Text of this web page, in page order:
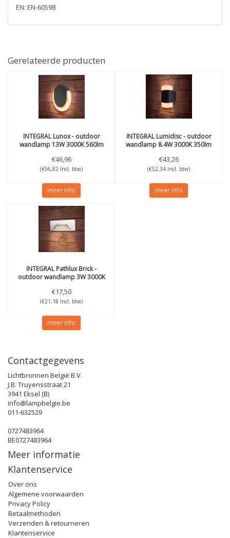
EN: EN-60598
Gerelateerde producten
INTEGRALLunox - outdoor
wandlamp 13W 3000K 560lm
€46,96
(€56,82 Incl. btw)
meer info
INTEGRALLumidisc - outdoor
wandlamp 8.4W 3000K 350lm
€43,26
(€52,34 Incl. btw)
meer info
INTEGRALPathlux Brick -
outdoor wandlamp 3W 3000K
€17,50
(€21,18 Incl. btw)
meer info
Contactgegevens
Lichtbronnen België B.V.
J.B. Truyensstraat 21
3941 Eksel (B)
info@lampbelgie.be
011-632529
0727483964
BE0727483964
Meer informatie
Klantenservice
Over ons
Algemene voorwaarden
Privacy Policy
Betaalmethoden
Verzenden & retourneren
Klantenservice